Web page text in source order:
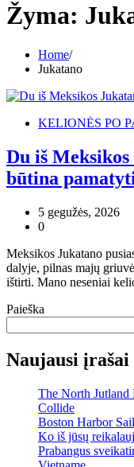
Žyma:
Home
Jukatano
KELIONĖS PO
Du iš
būtina
5 gegužės, 2026
0
Meksikos Jukatano
dalyje, pilnas majų
ištirti. Mano neseniai
Paieška
Naujausi įrašai
The North Jutland
Collide
Boston Harbor
Ko iš jūsų
Prabangus